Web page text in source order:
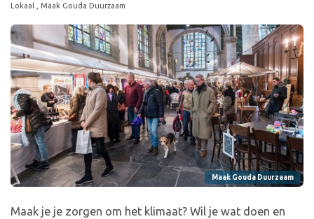
Lokaal , Maak Gouda Duurzaam
Maak Gouda Duurzaam
Maak je je zorgen om het klimaat? Wil je wat doen en